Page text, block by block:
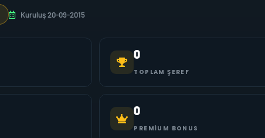
Kuruluş 20-09-2015
0
TOPLAM ŞEREF
0
PREMIUM BONUS